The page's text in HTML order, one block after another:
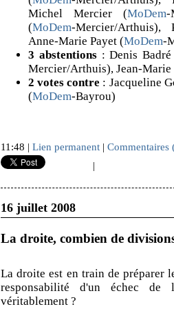
Michel Mercier (MoDem-
(MoDem-Mercier/
Anne-Marie Payet (MoDem-
3 abstentions: Denis
Mercier/Arthuis), Jean-Marie
2 votes contre : Jacqueline
(MoDem-Bayrou)
11:48 | Lien permanent | Commentaires
|
16 juillet 2008
La droite, combien de
La droite est en train de préparer
responsabilité d'un échec de
véritablement ?